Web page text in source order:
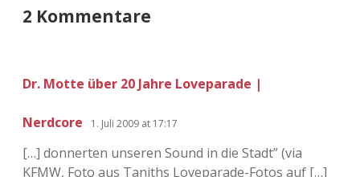
2 Kommentare
Dr. Motte über 20 Jahre Loveparade |
Nerdcore 1. Juli 2009 at 17:17
[…] donnerten unseren Sound in die Stadt” (via
KFMW, Foto aus Taniths Loveparade-Fotos auf […]